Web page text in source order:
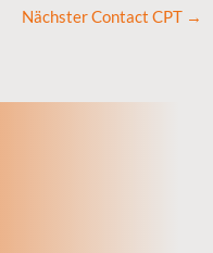
Nächster Contact CPT →